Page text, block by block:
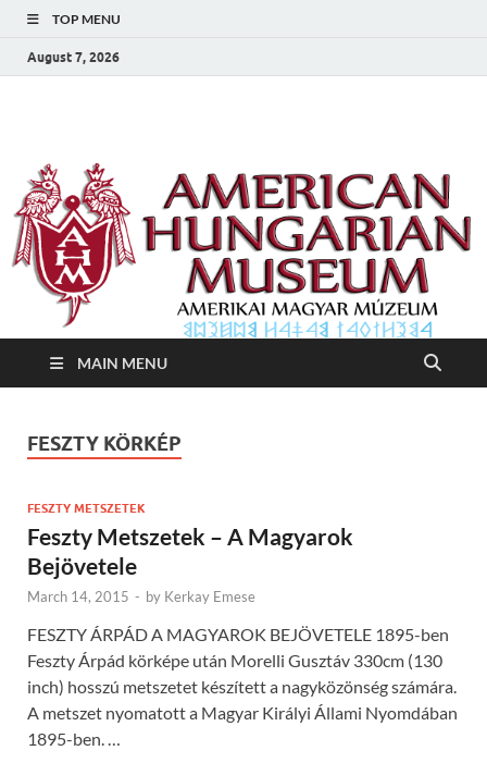
TOP MENU
August 7, 2026
Amerikai Magyar
Múzeum
MAIN MENU
FESZTY KÖRKÉP
FESZTY METSZETEK
Feszty Metszetek – A Magyarok
Bejövetele
March 14, 2015 - by Kerkay Emese
FESZTY ÁRPÁD A MAGYAROK BEJÖVETELE 1895-ben
Feszty Árpád körképe után Morelli Gusztáv 330cm (130
inch) hosszú metszetet készített a nagyközönség számára.
A metszet nyomatott a Magyar Királyi Állami Nyomdában
1895-ben. …